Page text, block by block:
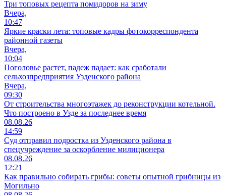
Три топовых рецепта помидоров на зиму
Вчера,
10:47
Яркие краски лета: топовые кадры фотокорреспондента
районной газеты
Вчера,
10:04
Поголовье растет, падеж падает: как сработали
сельхозпредприятия Узденского района
Вчера,
09:30
От строительства многоэтажек до реконструкции котельной.
Что построено в Узде за последнее время
08.08.26
14:59
Суд отправил подростка из Узденского района в
спецучреждение за оскорбление милиционера
08.08.26
12:21
Как правильно собирать грибы: советы опытной грибницы из
Могильно